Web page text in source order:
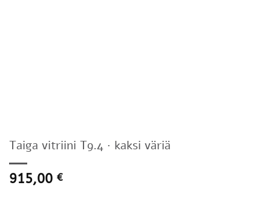
Taiga vitriini T9.4 · kaksi väriä
915,00 €